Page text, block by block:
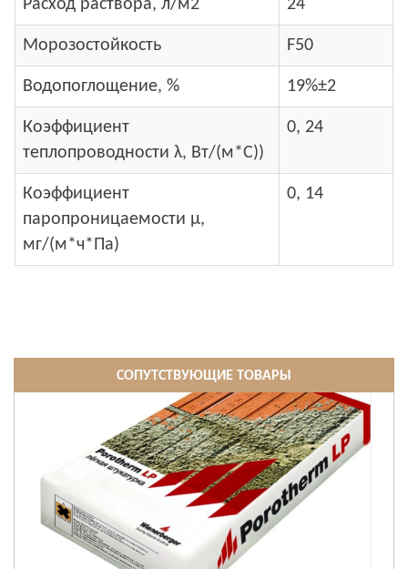
Расход раствора, л/м2 24
Морозостойкость F50
Водопоглощение, % 19%±2
Коэффициент
теплопроводности λ, Вт/(м*С))
0, 24
Коэффициент
паропроницаемости μ,
мг/(м*ч*Па)
0, 14
СОПУТСТВУЮЩИЕ ТОВАРЫ